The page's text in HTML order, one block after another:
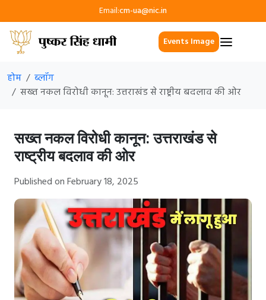
Email:cm-ua@nic.in
Events Image
होम
ब्लॉग
सख्त नकल विरोधी कानून: उत्तराखंड से राष्ट्रीय बदलाव की ओर
सख्त नकल विरोधी कानून: उत्तराखंड से
राष्ट्रीय बदलाव की ओर
Published on February 18, 2025